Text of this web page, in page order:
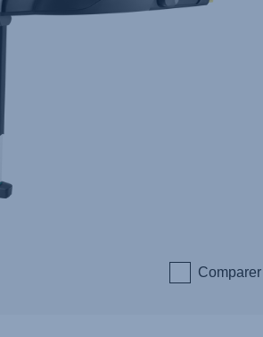
Comparer